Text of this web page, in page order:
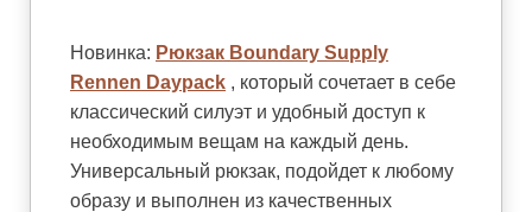
Новинка: Рюкзак Boundary Supply
Rennen Daypack , который сочетает в себе
классический силуэт и удобный доступ к
необходимым вещам на каждый день.
Универсальный рюкзак, подойдет к любому
образу и выполнен из качественных